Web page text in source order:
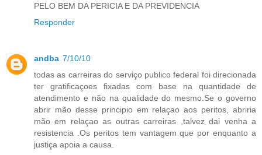
PELO BEM DA PERICIA E DA PREVIDENCIA
Responder
andba 7/10/10
todas as carreiras do serviço publico federal foi direcionada
ter gratificaçoes fixadas com base na quantidade de
atendimento e não na qualidade do mesmo.Se o governo
abrir mão desse principio em relaçao aos peritos, abriria
mão em relaçao as outras carreiras ,talvez dai venha a
resistencia .Os peritos tem vantagem que por enquanto a
justiça apoia a causa.